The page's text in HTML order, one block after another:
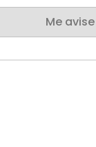
Me avise